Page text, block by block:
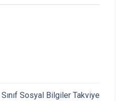
Sosyal Bilgiler Takviye